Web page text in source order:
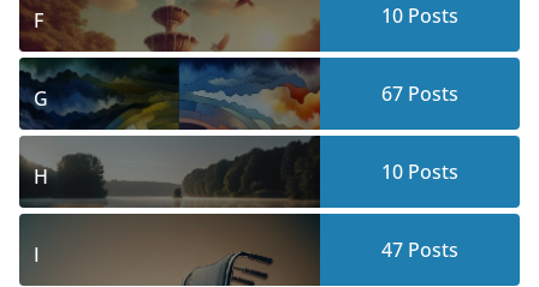
F 10Posts
G 67Posts
H 10Posts
I 47Posts